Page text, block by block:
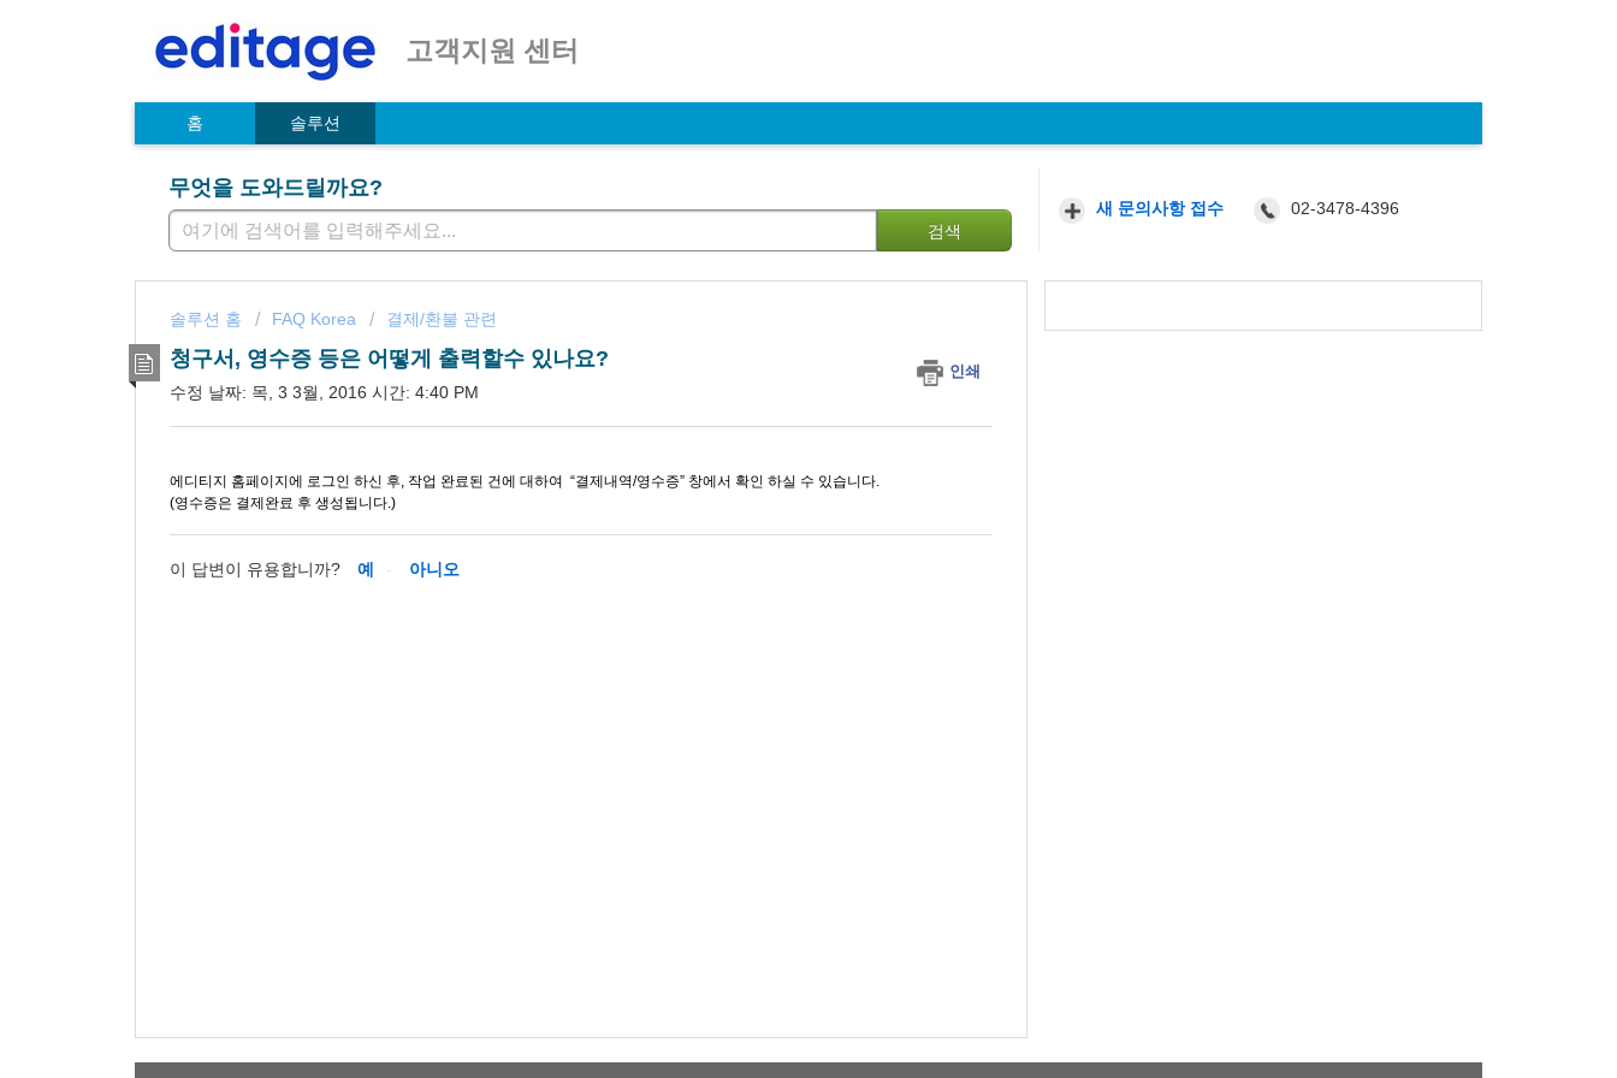
고객지원 센터
홈 솔루션
무엇을 도와드릴까요?
검색
02-3478-4396
솔루션 홈 FAQ Korea 결제/환불 관련
청구서, 영수증 등은 어떻게 출력할수 있나요?
인쇄
수정 날짜: 목, 3 3월, 2016 시간: 4:40 PM
에디티지 홈페이지에 로그인 하신 후, 작업 완료된 건에 대하여 “결제내역/영수증” 창에서 확인 하실 수 있습니다.
(영수증은 결제완료 후 생성됩니다.)
이 답변이 유용합니까? 예 아니오